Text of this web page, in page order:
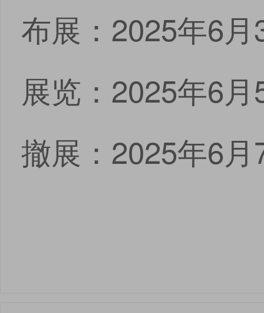
布展：2025年6
展览：2025年6
撤展：2025年6